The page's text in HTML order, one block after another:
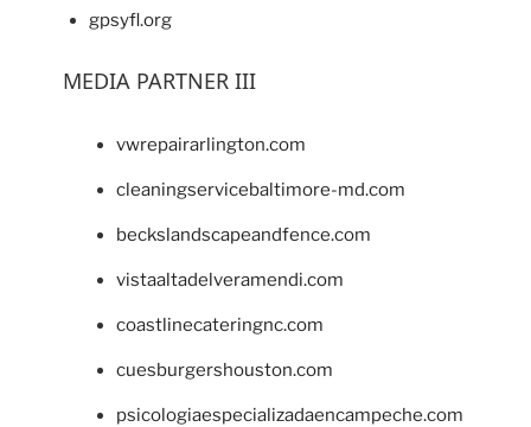
gpsyfl.org
MEDIA PARTNER III
vwrepairarlington.com
cleaningservicebaltimore-md.com
beckslandscapeandfence.com
vistaaltadelveramendi.com
coastlinecateringnc.com
cuesburgershouston.com
psicologiaespecializadaencampeche.com